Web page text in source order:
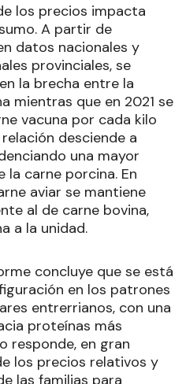
los precios impacta
A partir de
datos nacionales y
provinciales, se
la brecha entre la
mientras que en 2021 se
vacuna por cada kilo
desciende a
una mayor
carne porcina. En
aviar se mantiene
al de carne bovina,
a la unidad.
concluye que se está
en los patrones
entrerrianos, con una
proteínas más
responde, en gran
los precios relativos y
las familias para